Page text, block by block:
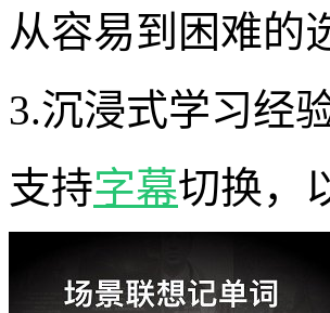
从容易到困难的
3.沉浸式学习经
支持字幕切换，